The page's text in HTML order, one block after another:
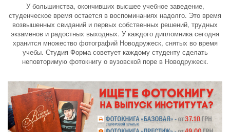
У большинства, окончивших высшее учебное заведение,
студенческое время остается в воспоминаниях надолго. Это время
возвышенных свиданий и первых собственных решений, трудных
экзаменов и радостных выходных. У каждого дипломника сегодня
хранится множество фотографий Новодружеск, снятых во время
учебы. Студия Форма советует каждому студенту сделать
неповторимую фотокнигу о вузовской поре в Новодружеск.